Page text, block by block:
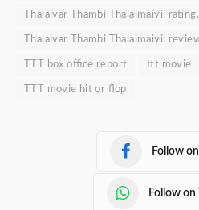
Thalaivar Thambi Thalaimaiyil rating.
Thalaivar Thambi Thalaimaiyil
TTT box office report ttt movie
TTT movie hit or flop
Follow
Follow